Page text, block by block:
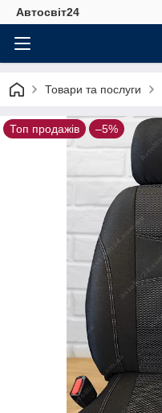
Автосвіт24
Товари та послуги
Топ продажів –5%